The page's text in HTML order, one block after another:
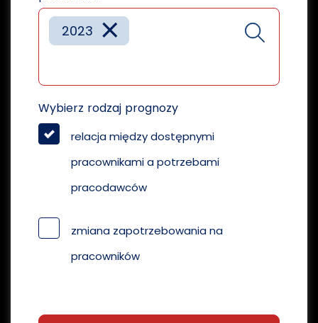
×
2023
Wybierz rodzaj prognozy
relacja między dostępnymi
pracownikami a potrzebami
pracodawców
zmiana zapotrzebowania na
pracowników